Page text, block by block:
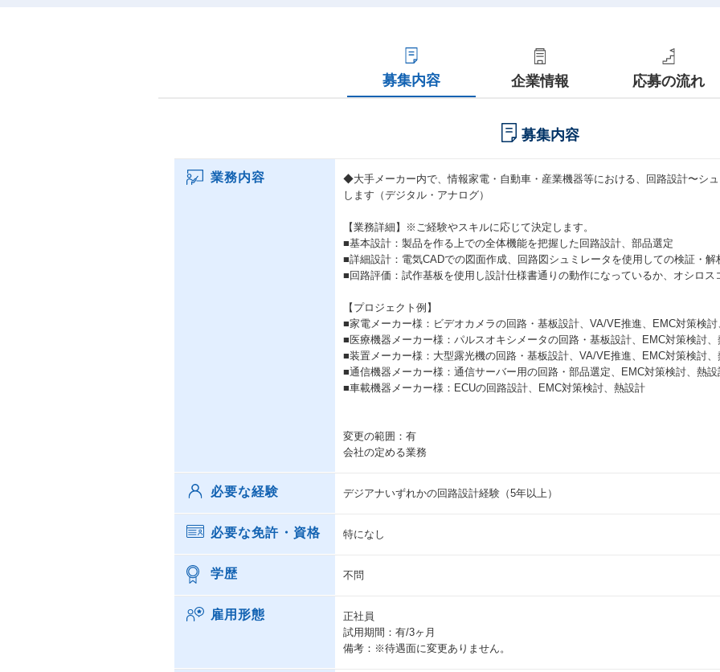
募集内容 企業情報 応募の流れ
募集内容
業務内容
◆大手メーカー内で、情報家電・自動車・産業機器等における、回路設計〜シ
します（デジタル・アナログ）
【業務詳細】※ご経験やスキルに応じて決定します。
■基本設計：製品を作る上での全体機能を把握した回路設計、部品選定
■詳細設計：電気CADでの図⾯作成、回路図シュミレータを使⽤しての検証・解
■回路評価：試作基板を使用し設計仕様書通りの動作になっているか、オシロ
【プロジェクト例】
■家電メーカー様：ビデオカメラの回路・基板設計、VA/VE推進、EMC対策検
■医療機器メーカー様：パルスオキシメータの回路・基板設計、EMC対策検討、
■装置メーカー様：大型露光機の回路・基板設計、VA/VE推進、EMC対策検討、
■通信機器メーカー様：通信サーバー用の回路・部品選定、EMC対策検討、熱設
■⾞載機器メーカー様：ECUの回路設計、EMC対策検討、熱設計
変更の範囲：有
会社の定める業務
必要な経験 デジアナいずれかの回路設計経験（5年以上）
必要な免許・資格 特になし
学歴 不問
雇用形態
正社員
試用期間：有/3ヶ月
備考：※待遇面に変更ありません。